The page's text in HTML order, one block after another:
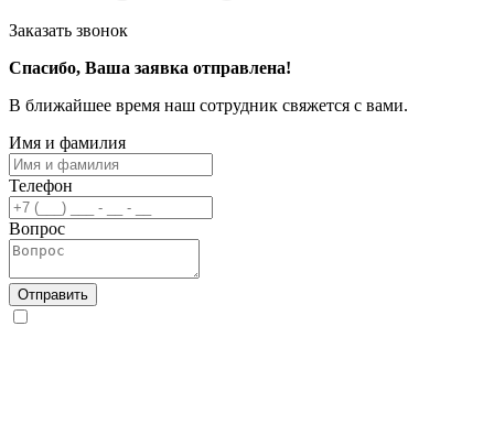
Заказать звонок
Спасибо, Ваша заявка отправлена!
В ближайшее время наш сотрудник свяжется с вами.
Имя и фамилия
Телефон
Вопрос
Отправить